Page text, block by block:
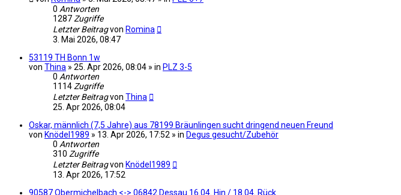
0 Antworten
1287 Zugriffe
Letzter Beitragvon Romina
3. Mai 2026, 08:47
53119 TH Bonn 1w
von Thina » 25. Apr 2026, 08:04 » in PLZ 3-5
0 Antworten
1114 Zugriffe
Letzter Beitragvon Thina
25. Apr 2026, 08:04
Oskar, männlich (7,5 Jahre) aus 78199 Bräunlingen sucht dringend neuen Freund
von Knödel1989 » 13. Apr 2026, 17:52 » in Degus gesucht/Zubehör
0 Antworten
310 Zugriffe
Letzter Beitragvon Knödel1989
13. Apr 2026, 17:52
90587 Obermichelbach <-> 06842 Dessau 16.04. Hin / 18.04. Rück